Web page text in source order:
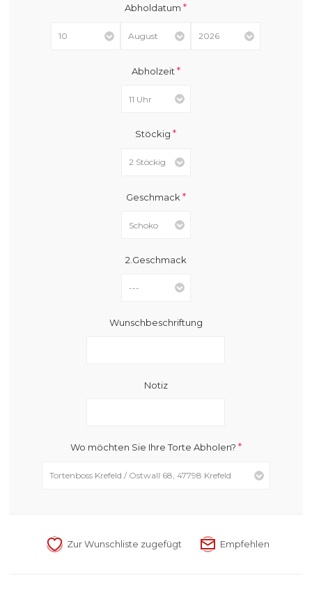
Abholdatum*
Abholzeit *
Stöckig*
Geschmack *
2.Geschmack
Wunschbeschriftung
Notiz
Wo möchten Sie Ihre Torte Abholen? *